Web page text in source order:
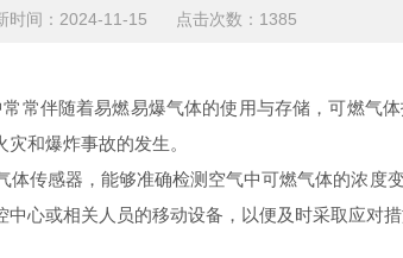
时间：2024-11-15 点击次数：1385
伴随着易燃易爆气体的使用与存储，可燃气
和爆炸事故的发生。
感器，能够准确检测空气中可燃气体的浓度
心或相关人员的移动设备，以便及时采取应对